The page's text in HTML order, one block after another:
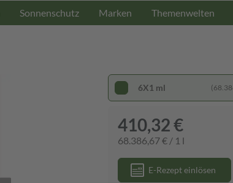
Sonnenschutz Marken Themenwelten
6X1 ml
410,32 €
68.386,67 € / 1 l
E-Rezept einlösen